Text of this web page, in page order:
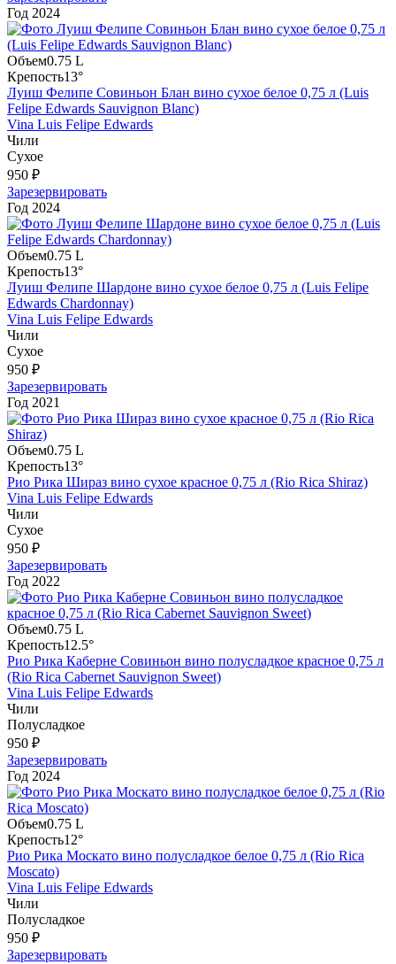
Год 2024
Объем0.75 L
Крепость13°
Луиш Фелипе Совиньон Блан вино сухое белое 0,75 л (Luis
Felipe Edwards Sauvignon Blanc)
Vina Luis Felipe Edwards
Чили
Сухое
950 ₽
Зарезервировать
Год 2024
Объем0.75 L
Крепость13°
Луиш Фелипе Шардоне вино сухое белое 0,75 л (Luis Felipe
Edwards Chardonnay)
Vina Luis Felipe Edwards
Чили
Сухое
950 ₽
Зарезервировать
Год 2021
Объем0.75 L
Крепость13°
Рио Рика Шираз вино сухое красное 0,75 л (Rio Rica Shiraz)
Vina Luis Felipe Edwards
Чили
Сухое
950 ₽
Зарезервировать
Год 2022
Объем0.75 L
Крепость12.5°
Рио Рика Каберне Совиньон вино полусладкое красное 0,75 л
(Rio Rica Cabernet Sauvignon Sweet)
Vina Luis Felipe Edwards
Чили
Полусладкое
950 ₽
Зарезервировать
Год 2024
Объем0.75 L
Крепость12°
Рио Рика Москато вино полусладкое белое 0,75 л (Rio Rica
Moscato)
Vina Luis Felipe Edwards
Чили
Полусладкое
950 ₽
Зарезервировать